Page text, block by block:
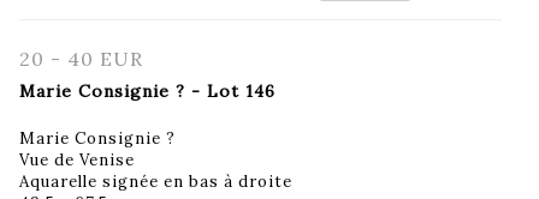
20 - 40 EUR
Marie Consignie ? - Lot 146
Marie Consignie ?
Vue de Venise
Aquarelle signée en bas à droite